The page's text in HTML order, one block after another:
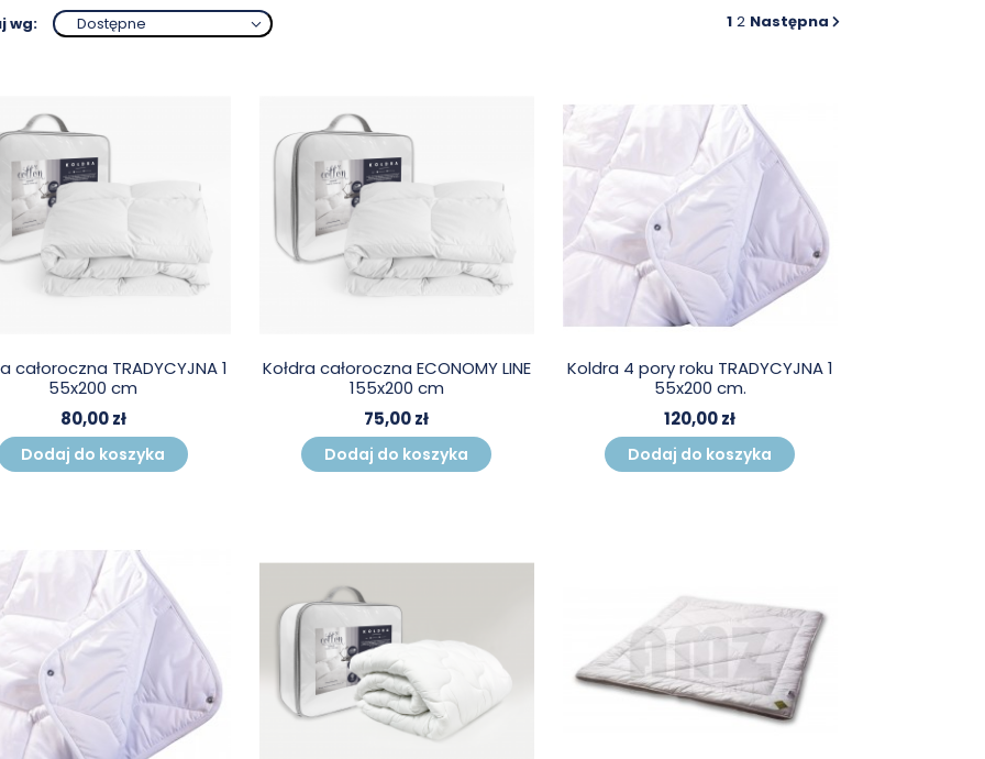
wg: Dostępne 1 2 Następna
całoroczna TRADYCYJNA 1
55x200 cm
80,00 zł
Dodaj do koszyka
Kołdra całoroczna ECONOMY LINE
155x200 cm
75,00 zł
Dodaj do koszyka
Koldra 4 pory roku TRADYCYJNA 1
55x200 cm.
120,00 zł
Dodaj do koszyka